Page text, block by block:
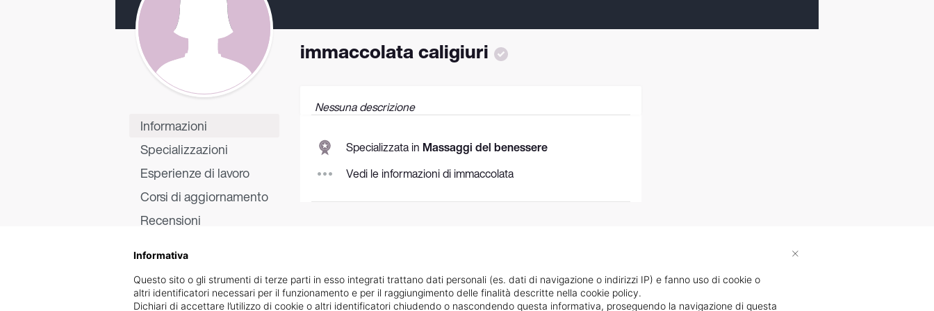
Informazioni
Specializzazioni
Esperienze di lavoro
Corsi di aggiornamento
Recensioni
immaccolata caligiuri
Nessuna descrizione
Specializzata in Massaggi del benessere
Vedi le informazioni di immaccolata
Informativa
Questo sito o gli strumenti di terze parti in esso integrati trattano dati personali (es. dati di navigazione o indirizzi IP) e fanno uso di cookie o
altri identificatori necessari per il funzionamento e per il raggiungimento delle finalità descritte nella cookie policy.
Dichiari di accettare l’utilizzo di cookie o altri identificatori chiudendo o nascondendo questa informativa, proseguendo la navigazione di questa
×